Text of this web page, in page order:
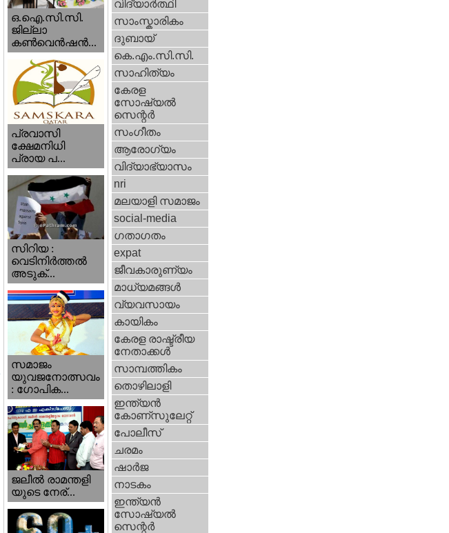
ഒ.ഐ.സി.സി.
ജില്ലാ
കൺവെൻഷൻ...
പ്രവാസി
ക്ഷേമനിധി
പ്രായ പ...
സിറിയ :
വെടിനിർത്തൽ
അടുക്...
സമാജം
യുവജനോത്സവം
: ഗോപിക...
ജലീല്‍ രാമന്തളി
യുടെ നേര്...
വിദ്യാര്‍ത്ഥി
സാംസ്കാരികം
ദുബായ്‌
കെ.എം.സി.സി.
സാഹിത്യം
കേരള
സോഷ്യല്‍
സെന്റര്‍
സംഗീതം
ആരോഗ്യം
വിദ്യാഭ്യാസം
nri
മലയാളി സമാജം
social-media
ഗതാഗതം
expat
ജീവകാരുണ്യം
മാധ്യമങ്ങള്‍
വ്യവസായം
കായികം
കേരള രാഷ്ട്രീയ
നേതാക്കള്‍
സാമ്പത്തികം
തൊഴിലാളി
ഇന്ത്യന്‍
കോണ്സുലേറ്റ്
പോലീസ്
ചരമം
ഷാര്‍ജ
നാടകം
ഇന്ത്യന്‍
സോഷ്യല്‍
സെന്റര്‍